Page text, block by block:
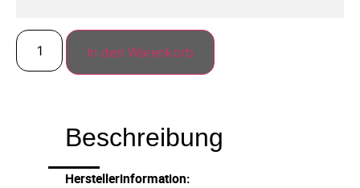
In den Warenkorb
Beschreibung
Herstellerinformation: